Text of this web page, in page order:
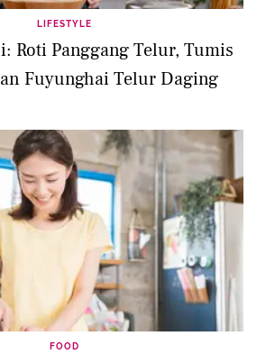
LIFESTYLE
Roti Panggang Telur, Tumis
Fuyunghai Telur Daging
FOOD